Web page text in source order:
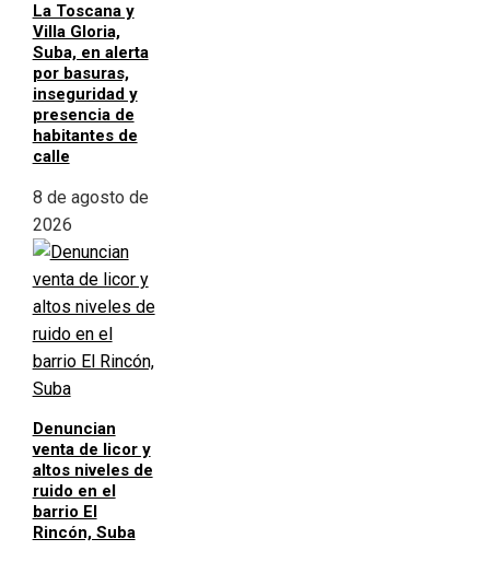
La Toscana y
Villa Gloria,
Suba, en alerta
por basuras,
inseguridad y
presencia de
habitantes de
calle
8 de agosto de
2026
Denuncian
venta de licor y
altos niveles de
ruido en el
barrio El
Rincón, Suba